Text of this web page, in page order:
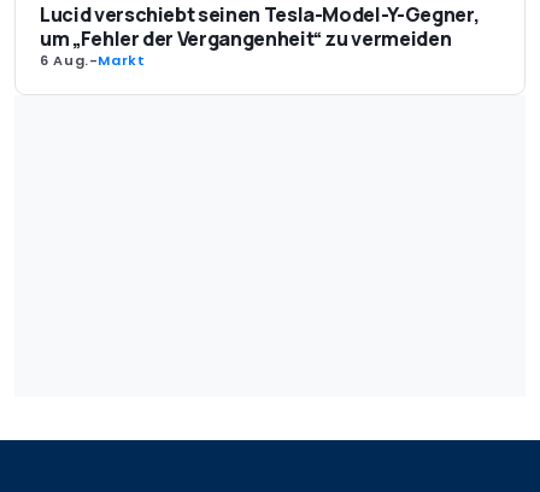
Lucid verschiebt seinen Tesla-Model-Y-Gegner,
um „Fehler der Vergangenheit“ zu vermeiden
6 Aug.-Markt